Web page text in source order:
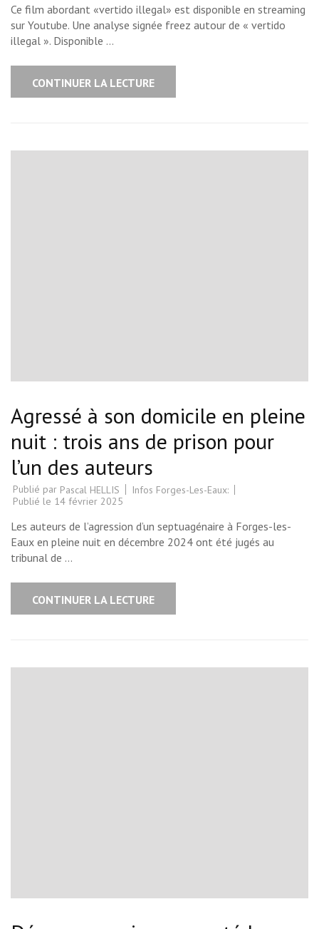
Ce film abordant «vertido illegal» est disponible en streaming
sur Youtube. Une analyse signée freez autour de « vertido
illegal ». Disponible …
CONTINUER LA LECTURE
Agressé à son domicile en pleine
nuit : trois ans de prison pour
l’un des auteurs
Publié par Pascal HELLIS
Infos Forges-Les-Eaux:
Publié le 14 février 2025
Les auteurs de l’agression d’un septuagénaire à Forges-les-
Eaux en pleine nuit en décembre 2024 ont été jugés au
tribunal de …
CONTINUER LA LECTURE